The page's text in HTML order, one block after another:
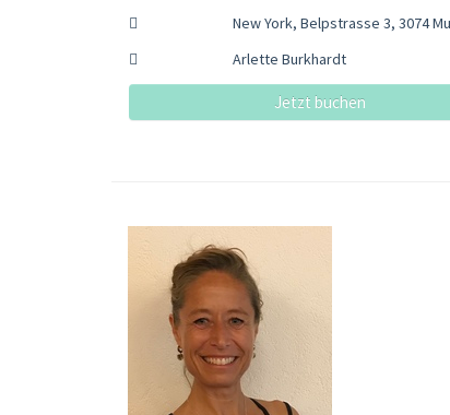
New York, Belpstrasse 3, 3074
Arlette Burkhardt
Jetzt buchen